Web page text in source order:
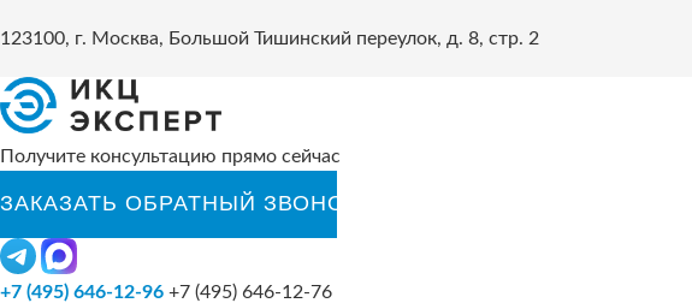
123100, г. Москва, Большой Тишинский переулок, д. 8, стр. 2
Получите консультацию прямо сейчас
+7 (495) 646-12-96 +7 (495) 646-12-76